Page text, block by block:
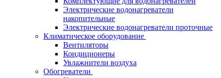
Электрические водонагреватели
накопительные
Электрические водонагреватели проточные
Климатическое оборудование
Вентиляторы
Кондиционеры
Увлажнители воздуха
Обогреватели